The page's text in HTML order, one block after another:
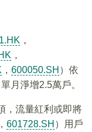
，
，
， 600050.SH ）依
月淨增2.5萬戶。
，流量紅利或即將
， 601728.SH ）用戶